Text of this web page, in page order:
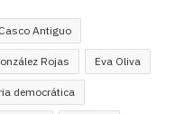
Casco Antiguo
Rojas Eva Oliva
democrática